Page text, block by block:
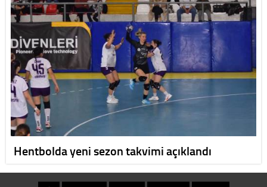
Hentbolda yeni sezon takvimi açıklandı